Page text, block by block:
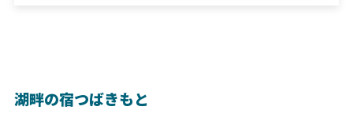
湖畔の宿つばきもと